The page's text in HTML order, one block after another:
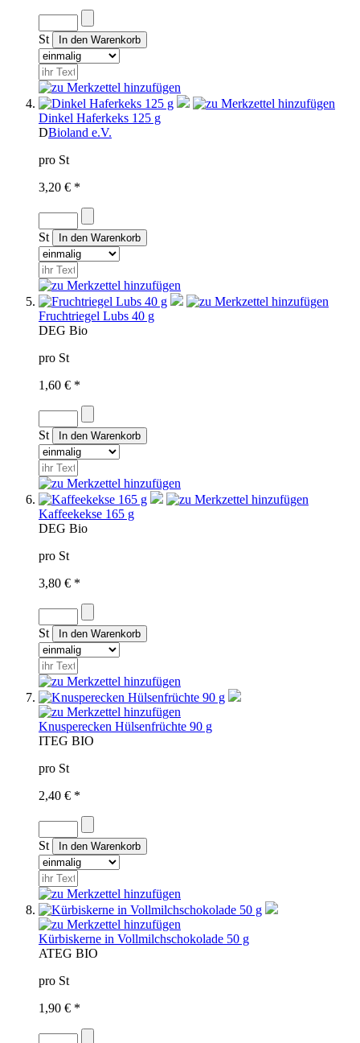
St
Dinkel Haferkeks 125 g
DBioland e.V.
pro St
3,20 € *
St
Fruchtriegel Lubs 40 g
DEG Bio
pro St
1,60 € *
St
Kaffeekekse 165 g
DEG Bio
pro St
3,80 € *
St
Knusperecken Hülsenfrüchte 90 g
ITEG BIO
pro St
2,40 € *
St
Kürbiskerne in Vollmilchschokolade 50 g
ATEG BIO
pro St
1,90 € *